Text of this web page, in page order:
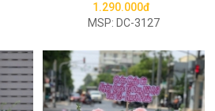
1.290.000đ
MSP: DC-3127